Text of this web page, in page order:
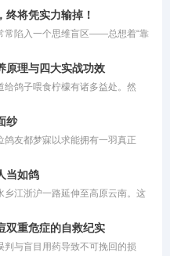
别人交费参赛，再拍回奖鸽”的运
没人提了呢？这背后折射出的，
律。
将凭实力输掉！
常陷入一个思维盲区——总想着“靠
亏出去。简而言之，即便你的鸽
的养鸽水平和综合实力不够，很
赖运气去打比赛，注定无法在这
原理与四大实战功效
鸽子喂食柠檬有诸多益处。然
檬的潜藏价值。柠檬之所以在禽
营养学支撑。若不明就里地盲目
心功效，甚至可能因浓度过高或
用机理，助你科学养鸽。
纱
友都梦寐以求能拥有一羽真正
山难。面对一羽可遇不可求的金
成稳定的品系，成为了育种工作
光，更需要科学的方法与严苛的
当如鸽
江浙沪一路延伸至高原云南。这
成了一句大实话：鸽子这生灵，
鲜亮丽，羽质顺滑、体态优美，
那种与生俱来的竞翔能力，也是
双重危症的自救纪实
与盲目用药导致不可挽回的损